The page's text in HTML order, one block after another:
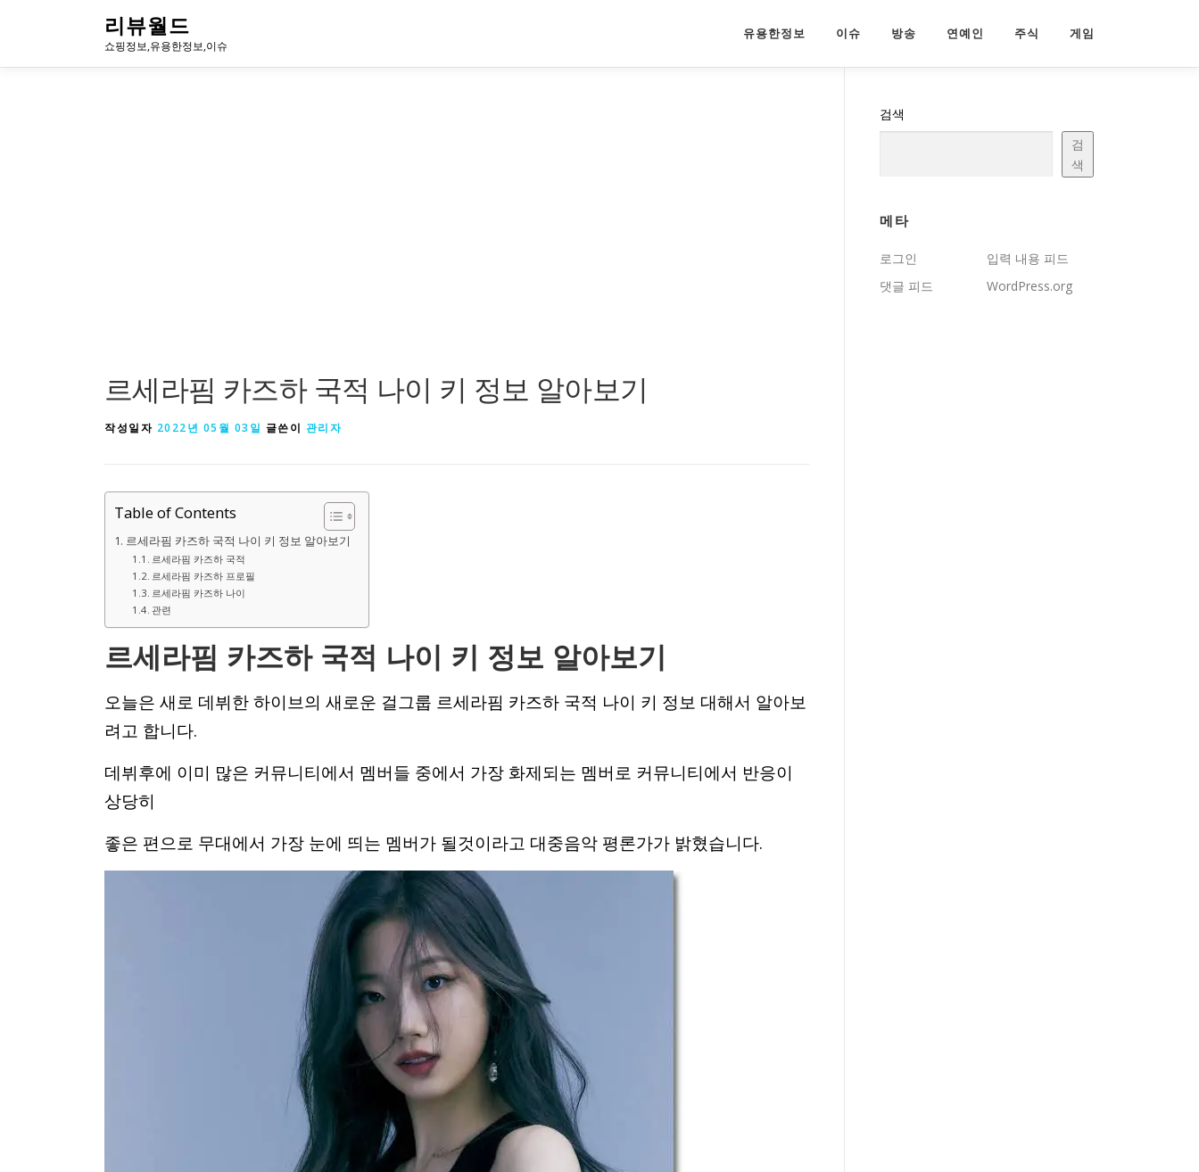
로
리뷰월드
쇼핑정보,유용한정보,이슈
유용한정보 이슈 방송 연예인 주식 게임
르세라핌 카즈하 국적 나이 키 정보 알아보기
작성일자 2022년 05월 03일 글쓴이 관리자
Table of Contents
르세라핌 카즈하 국적 나이 키 정보 알아보기
르세라핌 카즈하 국적
르세라핌 카즈하 프로필
르세라핌 카즈하 나이
관련
르세라핌 카즈하 국적 나이 키 정보 알아보기
오늘은 새로 데뷔한 하이브의 새로운 걸그룹 르세라핌 카즈하 국적 나이 키 정보 대해서 알아보
려고 합니다.
데뷔후에 이미 많은 커뮤니티에서 멤버들 중에서 가장 화제되는 멤버로 커뮤니티에서 반응이
상당히
좋은 편으로 무대에서 가장 눈에 띄는 멤버가 될것이라고 대중음악 평론가가 밝혔습니다.
검색
검
색
메타
로그인
입력 내용 피드
댓글 피드
WordPress.org